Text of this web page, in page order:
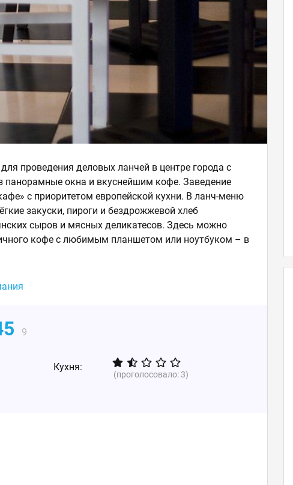
проведения деловых ланчей в центре города с
панорамные окна и вкуснейшим кофе. Заведение
с приоритетом европейской кухни. В ланч-меню
закуски, пироги и бездрожжевой хлеб
сыров и мясных деликатесов. Здесь можно
кофе с любимым планшетом или ноутбуком – в
9
Кухня:
(проголосовало:3)